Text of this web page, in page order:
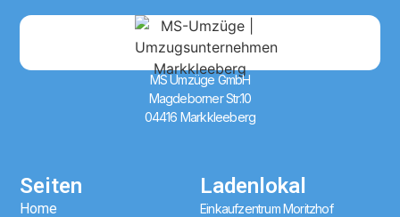
MS Umzüge GmbH
Magdeborner Str.10
04416 Markkleeberg
Seiten
Home
Ladenlokal
Einkaufzentrum Moritzhof